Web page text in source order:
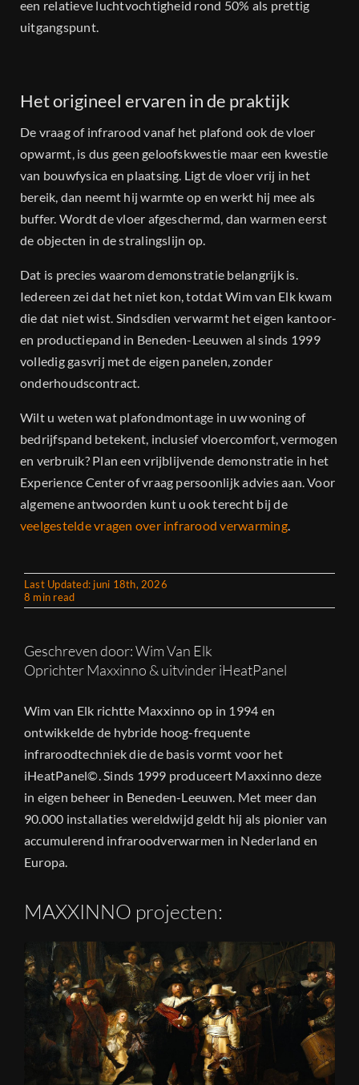
een relatieve luchtvochtigheid rond 50% als prettig
uitgangspunt.
Het origineel ervaren in de praktijk
De vraag of infrarood vanaf het plafond ook de vloer
opwarmt, is dus geen geloofskwestie maar een kwestie
van bouwfysica en plaatsing. Ligt de vloer vrij in het
bereik, dan neemt hij warmte op en werkt hij mee als
buffer. Wordt de vloer afgeschermd, dan warmen eerst
de objecten in de stralingslijn op.
Dat is precies waarom demonstratie belangrijk is.
Iedereen zei dat het niet kon, totdat Wim van Elk kwam
die dat niet wist. Sindsdien verwarmt het eigen kantoor-
en productiepand in Beneden-Leeuwen al sinds 1999
volledig gasvrij met de eigen panelen, zonder
onderhoudscontract.
Wilt u weten wat plafondmontage in uw woning of
bedrijfspand betekent, inclusief vloercomfort, vermogen
en verbruik? Plan een vrijblijvende demonstratie in het
Experience Center of vraag persoonlijk advies aan. Voor
algemene antwoorden kunt u ook terecht bij de
veelgestelde vragen over infrarood verwarming.
Last Updated: juni 18th, 2026
8 min read
Geschreven door: Wim Van Elk
Oprichter Maxxinno & uitvinder iHeatPanel
Wim van Elk richtte Maxxinno op in 1994 en
ontwikkelde de hybride hoog-frequente
infraroodtechniek die de basis vormt voor het
iHeatPanel©. Sinds 1999 produceert Maxxinno deze
in eigen beheer in Beneden-Leeuwen. Met meer dan
90.000 installaties wereldwijd geldt hij als pionier van
accumulerend infraroodverwarmen in Nederland en
Europa.
MAXXINNO projecten: